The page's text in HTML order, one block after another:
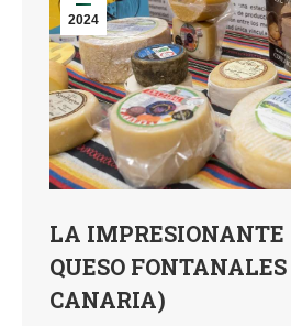
2024
LA IMPRESIONANTE
QUESO
CANARIA)